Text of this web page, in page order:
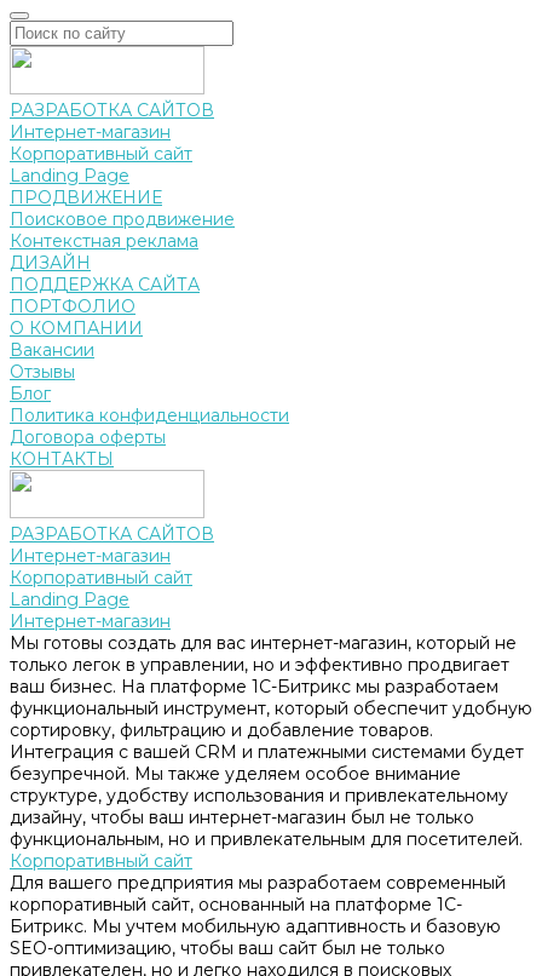
РАЗРАБОТКА САЙТОВ
Интернет-магазин
Корпоративный сайт
Landing Page
ПРОДВИЖЕНИЕ
Поисковое продвижение
Контекстная реклама
ДИЗАЙН
ПОДДЕРЖКА САЙТА
ПОРТФОЛИО
О КОМПАНИИ
Вакансии
Отзывы
Блог
Политика конфиденциальности
Договора оферты
КОНТАКТЫ
РАЗРАБОТКА САЙТОВ
Интернет-магазин
Корпоративный сайт
Landing Page
Интернет-магазин
Мы готовы создать для вас интернет-магазин, который не
только легок в управлении, но и эффективно продвигает
ваш бизнес. На платформе 1С-Битрикс мы разработаем
функциональный инструмент, который обеспечит удобную
сортировку, фильтрацию и добавление товаров.
Интеграция с вашей CRM и платежными системами будет
безупречной. Мы также уделяем особое внимание
структуре, удобству использования и привлекательному
дизайну, чтобы ваш интернет-магазин был не только
функциональным, но и привлекательным для посетителей.
Корпоративный сайт
Для вашего предприятия мы разработаем современный
корпоративный сайт, основанный на платформе 1С-
Битрикс. Мы учтем мобильную адаптивность и базовую
SEO-оптимизацию, чтобы ваш сайт был не только
привлекателен, но и легко находился в поисковых